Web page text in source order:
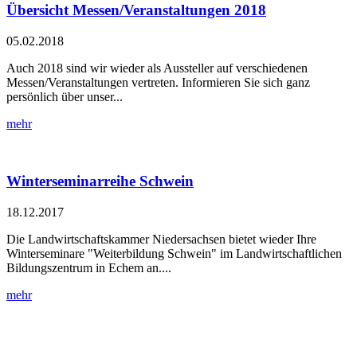
Übersicht Messen/Veranstaltungen 2018
05.02.2018
Auch 2018 sind wir wieder als Aussteller auf verschiedenen
Messen/Veranstaltungen vertreten. Informieren Sie sich ganz
persönlich über unser...
mehr
Winterseminarreihe Schwein
18.12.2017
Die Landwirtschaftskammer Niedersachsen bietet wieder Ihre
Winterseminare "Weiterbildung Schwein" im Landwirtschaftlichen
Bildungszentrum in Echem an....
mehr